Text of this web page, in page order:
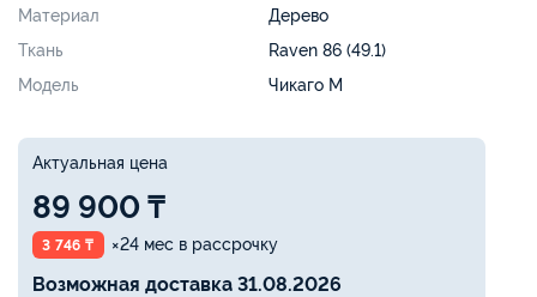
Материал
Дерево
Ткань
Raven 86 (49.1)
Модель
Чикаго М
Актуальная цена
89 900 ₸
3 746 ₸ ×24 мес в рассрочку
Возможная доставка 31.08.2026